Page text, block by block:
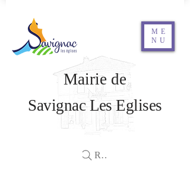
ME
NU
Savignac Les Eglises
Mairie de
Rechercher